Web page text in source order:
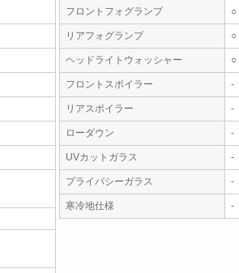
フロントフォグランプ ○
リアフォグランプ ○
ヘッドライトウォッシャー ○
フロントスポイラー -
リアスポイラー -
ローダウン -
UVカットガラス -
プライバシーガラス -
寒冷地仕様 -